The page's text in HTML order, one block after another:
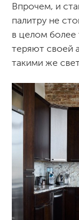
Впрочем, и
палитру не
в целом более
теряют своей
такими же